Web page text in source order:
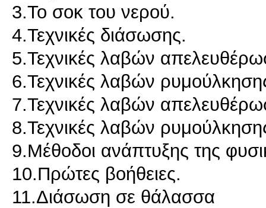
3.Το σοκ του νερού.
4.Τεχνικές διάσωσης.
5.Τεχνικές λαβών
6.Τεχνικές λαβών
7.Τεχνικές λαβών
8.Τεχνικές λαβών
9.Μέθοδοι ανάπτυξης της
10.Πρώτες βοήθειες.
11.Διάσωση σε θάλασσα